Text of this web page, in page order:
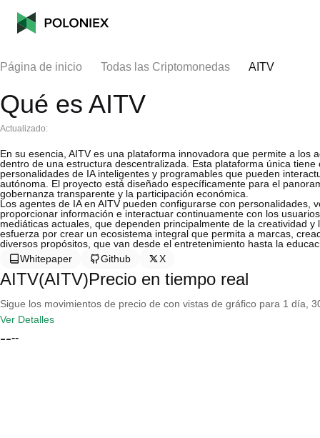
Página de inicio Todas las Criptomonedas AITV
Qué es AITV
Actualizado:
En su esencia, AITV es una plataforma innovadora que permite a
dentro de una estructura descentralizada. Esta plataforma única
personalidades de IA inteligentes y programables que pueden
autónoma. El proyecto está diseñado específicamente para el
gobernanza transparente y la participación económica.
Los agentes de IA en AITV pueden configurarse con
proporcionar información e interactuar continuamente con los
mediáticas actuales, que dependen principalmente de la creatividad
esfuerza por crear un ecosistema integral que permita a marcas,
diversos propósitos, que van desde el entretenimiento hasta la
Whitepaper
Github X
AITV(AITV)Precio en tiempo real
Sigue los movimientos de precio de con vistas de gráfico para 1 día,
Ver Detalles
----